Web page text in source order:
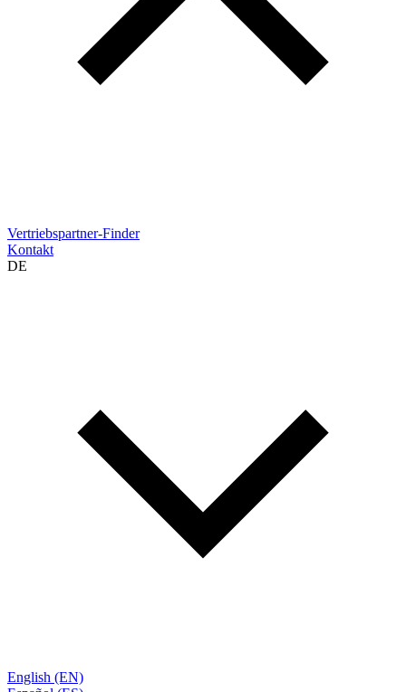
Vertriebspartner-Finder
Kontakt
DE
English (EN)